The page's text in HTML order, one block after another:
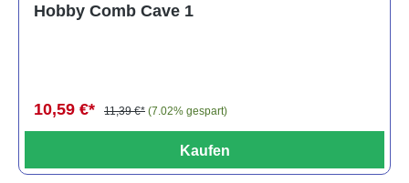
Hobby Comb Cave 1
10,59 €* 11,39 €* (7.02% gespart)
Kaufen